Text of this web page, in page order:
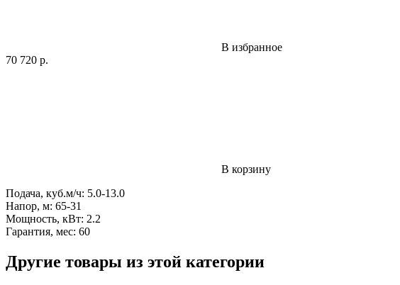
В избранное
70 720 р.
В корзину
Подача, куб.м/ч: 5.0-13.0
Напор, м: 65-31
Мощность, кВт: 2.2
Гарантия, мес: 60
Другие товары из этой категории